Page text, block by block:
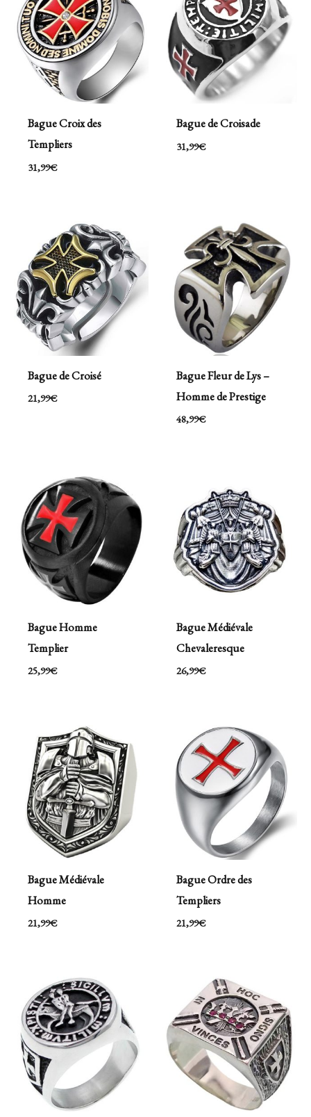
Bague Croix des
Templiers
31,99€
Bague de Croisade
31,99€
Bague de Croisé
21,99€
Bague Fleur de Lys –
Homme de Prestige
48,99€
Bague Homme
Templier
25,99€
Bague Médiévale
Chevaleresque
26,99€
Bague Médiévale
Homme
21,99€
Bague Ordre des
Templiers
21,99€